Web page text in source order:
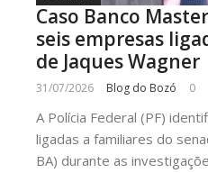
Caso Banco
seis empresas
de Jaques Wagner
31/07/2026 Blog do Bozó 0
A Polícia Federal (PF)
ligadas a familiares do
BA) durante as